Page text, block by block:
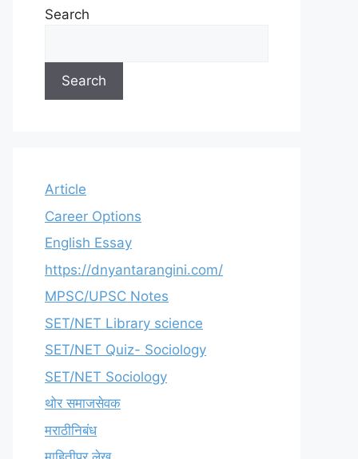
Search
Search
Article
Career Options
English Essay
https://dnyantarangini.com/
MPSC/UPSC Notes
SET/NET Library science
SET/NET Quiz- Sociology
SET/NET Sociology
थोर समाजसेवक
मराठीनिबंध